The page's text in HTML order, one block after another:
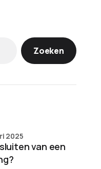
Zoeken
van een
2025